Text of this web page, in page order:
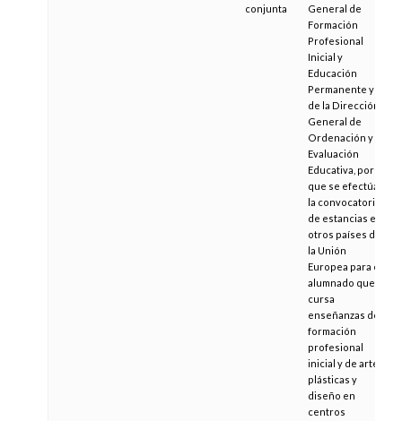
conjunta
General de
Formación
Profesional
Inicial y
Educación
Permanente y
de la Dirección
General de
Ordenación y
Evaluación
Educativa, por la
que se efectúa
la convocatoria
de estancias en
otros países de
la Unión
Europea para el
alumnado que
cursa
enseñanzas de
formación
profesional
inicial y de artes
plásticas y
diseño en
centros